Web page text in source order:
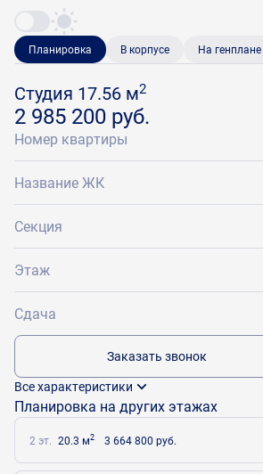
Планировка В корпусе На генплане
Студия 17.56 м2
2 985 200 руб.
Номер квартиры
Название ЖК
Секция
Этаж
Сдача
Заказать звонок
Все характеристики
Планировка на других этажах
2 эт. 20.3 м2 3 664 800 руб.